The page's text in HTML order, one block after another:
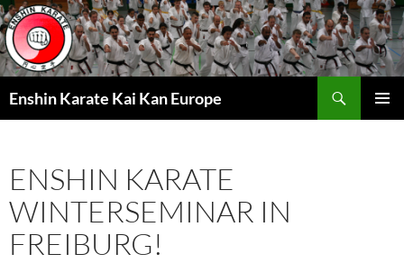
Zum
Inhalt
springen
Enshin Karate Kai Kan Europe
ENSHIN KARATE
WINTERSEMINAR IN
FREIBURG!